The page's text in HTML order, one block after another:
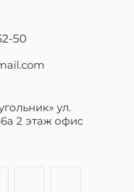
50
ул.
2 этаж офис